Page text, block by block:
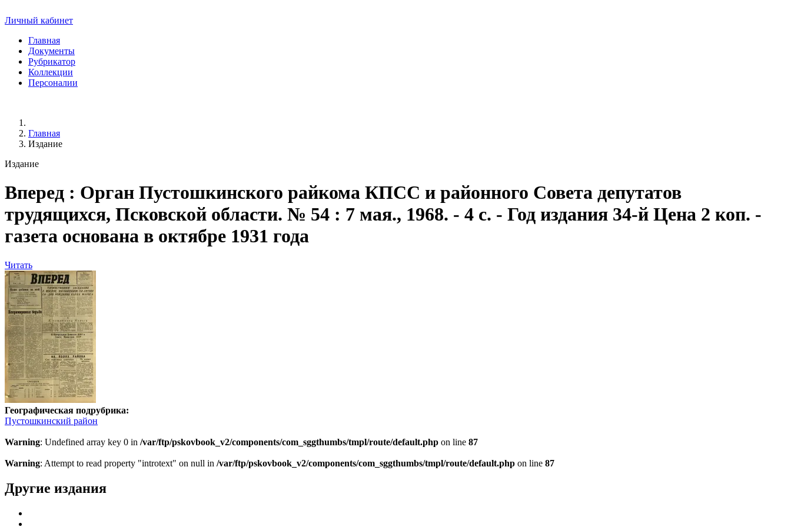
Личный кабинет
Главная
Документы
Рубрикатор
Коллекции
Персоналии
Главная
Издание
Издание
Вперед : Орган Пустошкинского райкома КПСС и районного Совета депутатов
трудящихся, Псковской области. № 54 : 7 мая., 1968. - 4 с. - Год издания 34-й Цена 2 коп. -
газета основана в октябре 1931 года
Читать
Географическая подрубрика:
Пустошкинский район
Warning: Undefined array key 0 in /var/ftp/pskovbook_v2/components/com_sggthumbs/tmpl/route/default.php on line 87
Warning: Attempt to read property "introtext" on null in /var/ftp/pskovbook_v2/components/com_sggthumbs/tmpl/route/default.php on line 87
Другие издания